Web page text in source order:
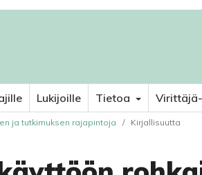
Lukijoille Tietoa
ja tutkimuksen rajapintoja / Kirjallisuutta